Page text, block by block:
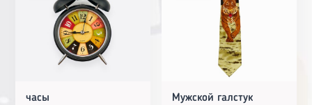
часы Мужской галстук